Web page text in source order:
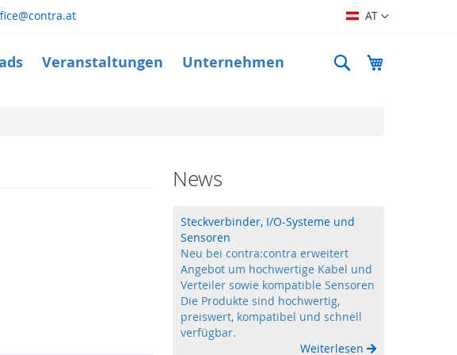
Sprache
AT
Veranstaltungen Unternehmen Suche
News
Steckverbinder, I/O-Systeme und
Sensoren
Neu bei contra:contra erweitert
Angebot um hochwertige Kabel und
Verteiler sowie kompatible Sensoren
Die Produkte sind hochwertig,
preiswert, kompatibel und schnell
verfügbar.
Weiterlesen